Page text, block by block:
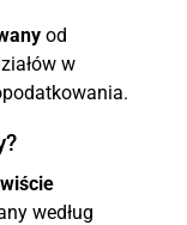
od
w
według